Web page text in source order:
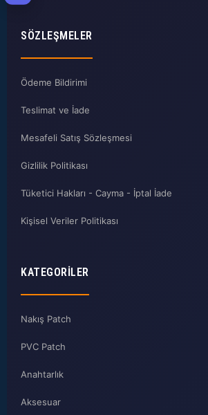
SÖZLEŞMELER
Ödeme Bildirimi
Teslimat ve İade
Mesafeli Satış Sözleşmesi
Gizlilik Politikası
Tüketici Hakları - Cayma - İptal İade
Kişisel Veriler Politikası
KATEGORILER
Nakış Patch
PVC Patch
Anahtarlık
Aksesuar